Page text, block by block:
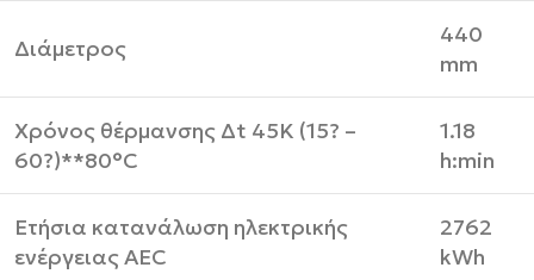
Διάμετρος
440
mm
Χρόνος θέρμανσης Δt 45K (15? –
60?)**80°C
1.18
h:min
Ετήσια κατανάλωση ηλεκτρικής
ενέργειας AEC
2762
kWh